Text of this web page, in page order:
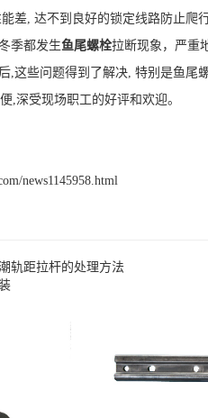
, 达不到良好的锁定线路防止爬行
季都发生鱼尾螺栓拉断现象，严重
,这些问题得到了解决, 特别是鱼
,深受现场职工的好评和欢迎。
news1145958.html
轨距拉杆的处理方法